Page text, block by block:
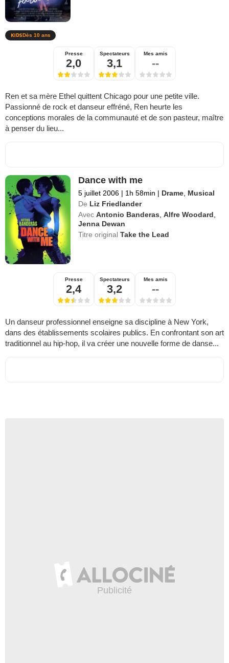
Dès 10 ans
Presse
2,0
Spectateurs
3,1
Mes amis
--
Ren et sa mère Ethel quittent Chicago pour une petite ville.
Passionné de rock et danseur effréné, Ren heurte les
conceptions morales de la communauté et de son pasteur, maître
à penser du lieu...
Dance with me
5 juillet 2006 | 1h 58min | Drame Musical
De Liz Friedlander
Avec Antonio Banderas ,Alfre Woodard
Jenna Dewan
Titre originalTake the Lead
Presse
2,4
Spectateurs
3,2
Mes amis
--
Un danseur professionnel enseigne sa discipline à New York,
dans des établissements scolaires publics. En confrontant son art
traditionnel au hip-hop, il va créer une nouvelle forme de danse...